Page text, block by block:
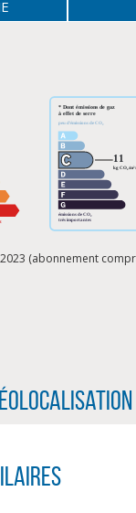
(abonnement